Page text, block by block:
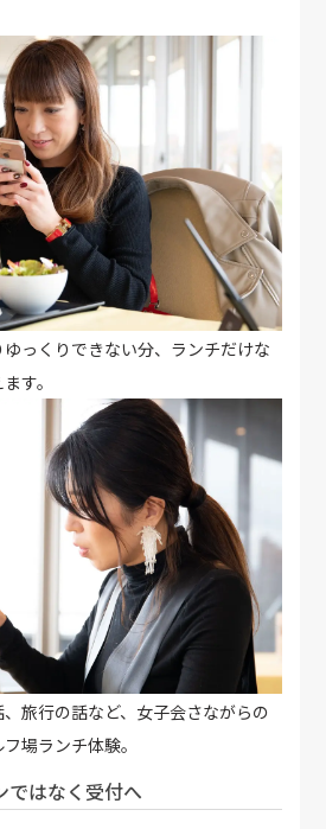
っくりできない分、ランチだけな
す。
旅行の話など、女子会さながらの
場ランチ体験。
ではなく受付へ